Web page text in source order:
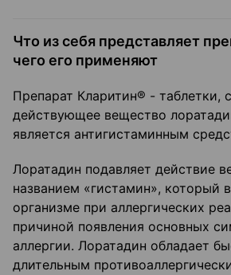
Что из себя представляет
чего его применяют
Препарат Кларитин® - таблетки,
действующее вещество
является антигистаминным
Лоратадин подавляет действие
названием «гистамин», который
организме при аллергических
причиной появления основных
аллергии. Лоратадин обладает
длительным